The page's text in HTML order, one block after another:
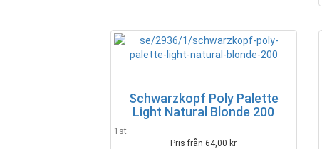
Schwarzkopf Poly Palette
Light Natural Blonde 200
1st
Pris från 64,00 kr